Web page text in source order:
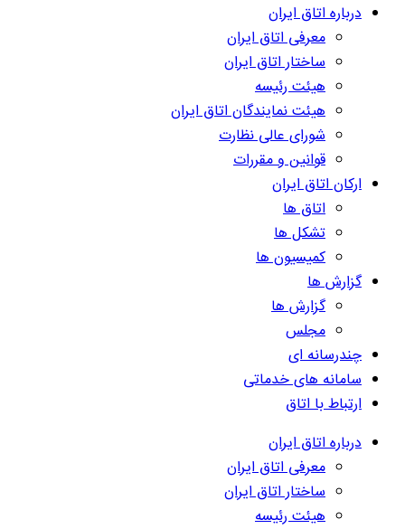
درباره اتاق ایران
معرفی اتاق ایران
ساختار اتاق ایران
هیئت رئیسه
هیئت نمایندگان اتاق ایران
شورای عالی نظارت
قوانین و مقررات
ارکان اتاق ایران
اتاق ها
تشکل ها
کمیسیون ها
گزارش ها
گزارش ها
مجلس
چندرسانه ای
سامانه های خدماتی
ارتباط با اتاق
درباره اتاق ایران
معرفی اتاق ایران
ساختار اتاق ایران
هیئت رئیسه